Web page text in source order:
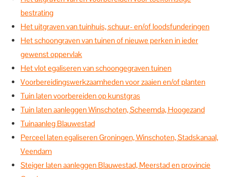
bestrating
Het uitgraven van tuinhuis, schuur- en/of loodsfunderingen
Het schoongraven van tuinen of nieuwe perken in ieder
gewenst oppervlak
Het vlot egaliseren van schoongegraven tuinen
Voorbereidingswerkzaamheden voor zaaien en/of planten
Tuin laten voorbereiden op kunstgras
Tuin laten aanleggen Winschoten, Scheemda, Hoogezand
Tuinaanleg Blauwestad
Perceel laten egaliseren Groningen, Winschoten, Stadskanaal,
Veendam
Steiger laten aanleggen Blauwestad, Meerstad en provincie